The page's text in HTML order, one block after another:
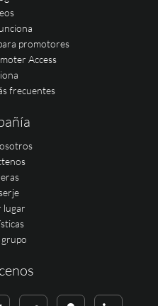
promotores
Access
frecuentes
lugar